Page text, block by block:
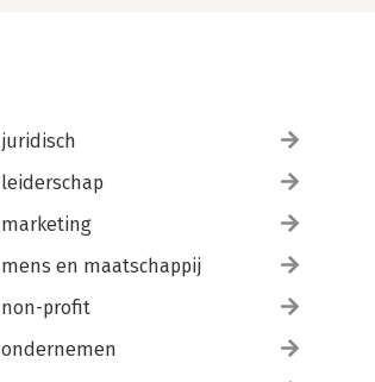
juridisch
leiderschap
marketing
mens en maatschappij
non-profit
ondernemen